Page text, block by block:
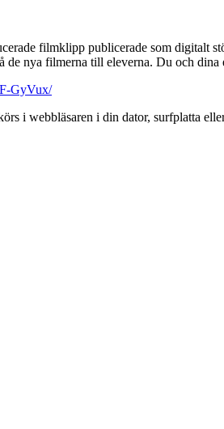
filmklipp publicerade som
de nya filmerna till eleverna. Du och dina
GyVux/
i webbläsaren i din dator, surfplatta